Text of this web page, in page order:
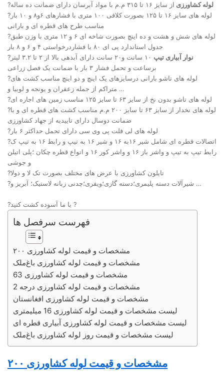
?
لوله کشاورزی از سایز ۱۶ تا ۳۱۵ م.م با مواد آبرسان دارای ضمانت ده ساله
?لوله های سایز ۱۶ تا ۱۲۵ بصورت کلافی ۱۰۰ متری با فشارهای ۶و۸ و ۱۰ بار
مناسب طرح های قطره ای و بارانی
?لوله های شش و هشت و ده اینچ بصورت شاخه ای ۶ و ۱۲ متری با وزن طبق
جدول استاندارد پی ای ۸۰ با فشاردرخواستی ۴ و ۶ و ۸ بار
?
نوار آبیاری تیپ
۱۰ سانت و۲۰ سانت دارای آبدهی بالا از ۲ تا ۳.۲ لیتر
برساعت و تحمل فشار ۳ بار با ضمانت یک فصل زراعی
?لوله های تاشو بارانی درسایزهای یک اینچ و دو اینچ مناسب کشت های
متراکم از جمله زعفران و یونجه و لوبیا و …
?لوله های تاشو بدون نخ از سایز ۶۳ تا سایز ۱۲۵ مناسب زمین های اجاره ای
?لوله های نخدار از سایز ۶۳ تا سایز ۲۰۰ م.م مناسب کشت های قطره ای و با
ضمانت دوسال دارای تاییدیه از جهاد کشاورزی
?لوله های لی فلت پی وی سی دارای تحمل حداکثر ۶ بار
?اتصالات قطره ای شامل شیر ۱۶به ۱۶ و شیر ۱۶ به تیپ و رابط ۱۶ به تیپ ک
رابط تیپ به تیپ و واشر باز ۱۶ و واشر کور ۱۶ و انواع قطره چکان ؛پلی اتیلن
و جوشی
?نایلون کشاورزی با عرض های مختلف بصورت تک لا و دولا
?شیرآلات دسته پلیمری؛دسته گازی؛ویفری؛چدنی زبانه لاستیک؛ آبریز و …
?با ما آسوده کشت کنید ?
فهرست سرفصل ها
مشخصات و قیمت لوله کشاورزی ۲۰۰
مشخصات و قیمت لوله کشاورزی باغ‌ملک
مشخصات و قیمت لوله کشاورزی 63
مشخصات و قیمت لوله کشاورزی درجه 2
مشخصات و قیمت لوله کشاورزی افغانستان
لیست مشخصات و قیمت لوله کشاورزی 16 میلیمتری
لیست مشخصات و قیمت لوله کشاورزی آبیاری قطره ای
لیست مشخصات و قیمت روز لوله کشاورزی باغ‌ملک
مشخصات و قیمت لوله کشاورزی ۲۰۰